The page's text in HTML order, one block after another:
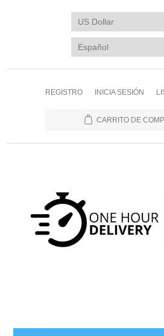
REGISTRO INICIA SESIÓN
CARRITO DE